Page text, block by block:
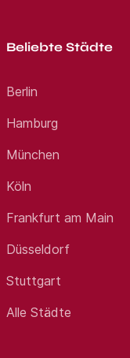
Beliebte Städte
Berlin
Hamburg
München
Köln
Frankfurt am Main
Düsseldorf
Stuttgart
Alle Städte